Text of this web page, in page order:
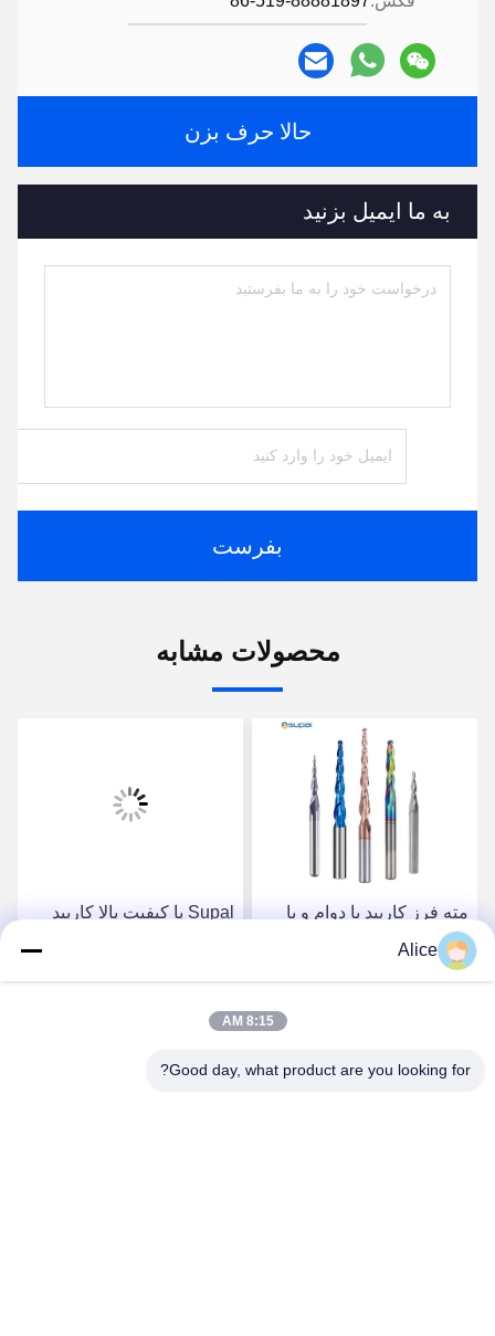
حالا حرف بزن
به ما ایمیل بزنید
بفرست
محصولات مشابه
مته فرز کاربید با دوام و با
کیفیت بالا برای کاربردهای
دقیق نجاری
بهترین قیمت رو بدست
بیار
Supal با کیفیت بالا کاربید
Alice
8:15 AM
Good day, what product are you looking for?